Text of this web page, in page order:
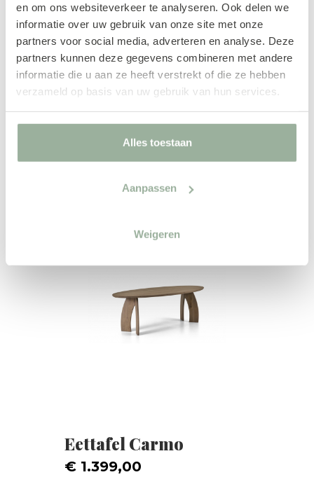
en om ons websiteverkeer te analyseren. Ook delen we
informatie over uw gebruik van onze site met onze
partners voor social media, adverteren en analyse. Deze
partners kunnen deze gegevens combineren met andere
informatie die u aan ze heeft verstrekt of die ze hebben
verzameld op basis van uw gebruik van hun services.
Alles toestaan
Aanpassen
Weigeren
Materiaal: Eiken naturel Poten:
Anodic brown metaal Vorm:
Deens Ook verkrijgbaar in
rond en rechthoekig....
Eettafel Carmo
€ 1.399,00